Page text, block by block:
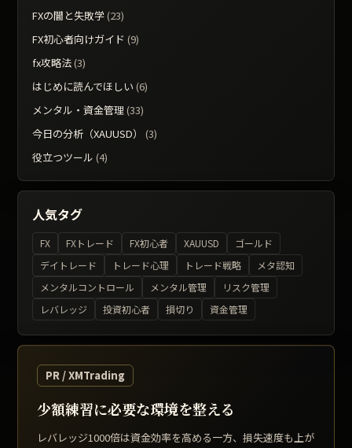
FXの闇と失敗学(23)
FX初心者向けガイド (9)
fx攻略法(3)
はじめに読んでほしい (6)
メンタル・資金管理(33)
今日の分析（XAUUSD）
(3)
役立つツール (4)
人気タグ
FX FXトレード FX初心者 XAUUSD
ゴールド
デイトレード
トレード心理 トレード戦略
メタ認知
メンタルコントロール
メンタル管理
リスク管理
レバレッジ
投資初心者 損切り 資金管理
PR / XMTrading
少額練習に必要な環境を整える
レバレッジ1000倍は資金効率を高める一方、損失速度も上が